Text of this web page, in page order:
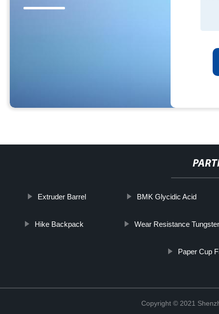
Extruder Barrel BMK Glycidic Acid
Hike Backpack Wear Resistance
Paper Cup
Copyright © 2021